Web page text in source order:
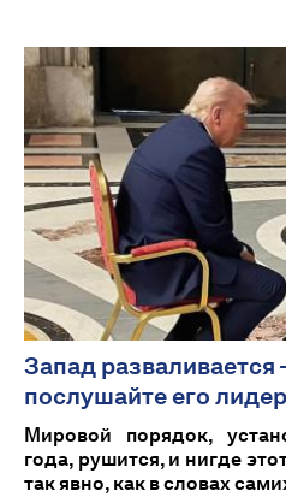
Запад разваливается
послушайте его
Мировой порядок,
года, рушится, и нигде
так явно, как в словах